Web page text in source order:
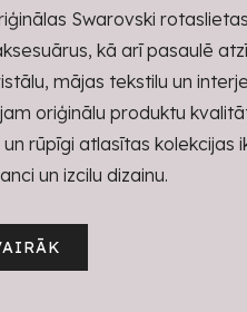
Swarovski
kā arī pasaulē
mājas tekstilu un
oriģinālu produktu
rūpīgi atlasītas kolekcijas
un izcilu dizainu.